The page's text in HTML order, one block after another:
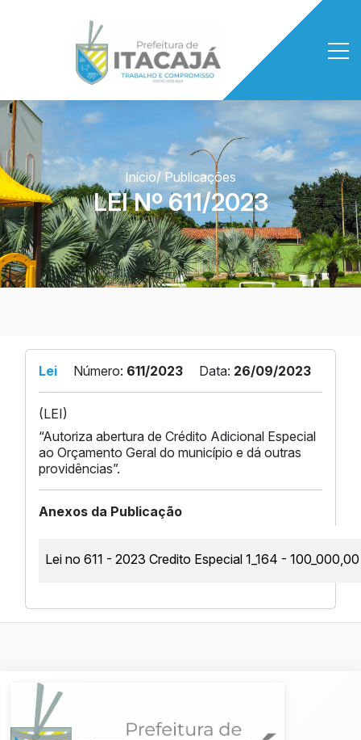
Início/ Publicações
LEI Nº 611/2023
Lei Número: 611/2023 Data: 26/09/2023
(LEI)
“Autoriza abertura de Crédito Adicional Especial
ao Orçamento Geral do município e dá outras
providências”.
Anexos da Publicação
Lei no 611 - 2023 Credito Especial 1_164 -